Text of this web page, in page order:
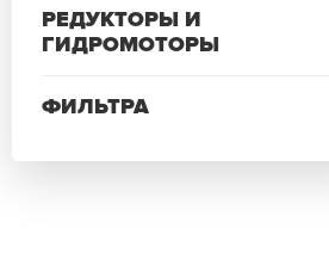
РЕДУКТОРЫ И
ГИДРОМОТОРЫ
ФИЛЬТРА